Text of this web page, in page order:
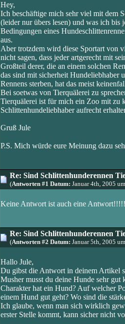
Hey,
Ich beschäftige mich sehr viel mit dem
(leider nur übers lesen) und was ich bis
Bedingungen eines
aus.
Aber trotzdem wird diese Sportart von
nicht sagen, dass jeder artgerecht mit
Großteil derer, die an einem solchen
das sind mit sicherheit Hundeliebhaber
Rennens sterben, hat das meist
Bei soetwas von Tierquälerei zu
Tierquälerei ist für mich ein Zoo mit zu
Schlittenhundeliebhaber aufrecht
Gruß Jule
P.S. Mich würde eure Meinung dazu
Re: Sind Schlittenhunderennen
(Antworten #1 Datum: Januar 4th, 2005
Keine Antwort ist auch eine
Re: Sind Schlittenhunderennen
(Antworten #2 Datum: Januar 5th, 2005
Hallo Jule,
Du gibst die Antwort in deinem Artikel
Musher musst du deine Hunde sehr gut
Charakter hat ein Hund? Auf welcher
einem Hund gut geht? Wo sind die
Ich glaube, wenn man sich wirklich
erster Stelle kommt, kann sicher nicht